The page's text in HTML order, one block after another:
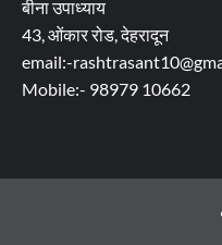
बीना उपाध्याय
43, ओंकार रोड, देहरादून
email:-
Mobile:- 98979 10662